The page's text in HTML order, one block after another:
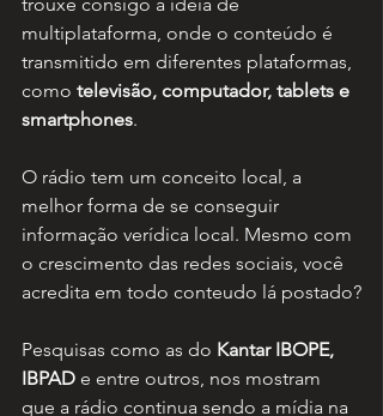
trouxe consigo a idéia de
multiplataforma, onde o conteúdo é
transmitido em diferentes plataformas,
como televisão, computador, tablets e
smartphones.
O rádio tem um conceito local, a
melhor forma de se conseguir
informação verídica local. Mesmo com
o crescimento das redes sociais, você
acredita em todo conteudo lá postado?
Pesquisas como as do Kantar IBOPE,
IBPAD e entre outros, nos mostram
que a rádio continua sendo a mídia na